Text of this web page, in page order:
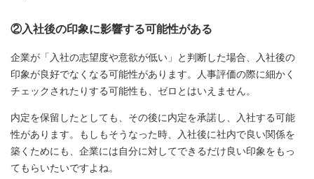
②入社後の印象に影響する可能性がある
企業が「入社の志望度や意欲が低い」と判断した場合、入社後の
印象が良好でなくなる可能性があります。人事評価の際に細かく
チェックされたりする可能性も、ゼロとはいえません。
内定を保留したとしても、その後に内定を承諾し、入社する可能
性があります。もしもそうなった時、入社後に社内で良い関係を
築くためにも、企業には自分に対してできるだけ良い印象をもっ
てもらいたいですよね。